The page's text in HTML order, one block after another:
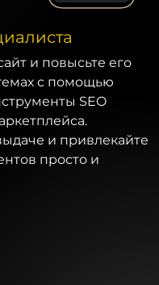
и повысьте его
с помощью
SEO
и привлекайте
просто и